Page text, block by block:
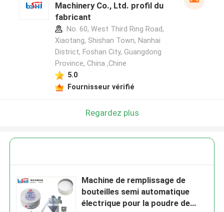
Machinery Co., Ltd. profil du
fabricant
No. 60, West Third Ring Road,
Xiaotang, Shishan Town, Nanhai
District, Foshan City, Guangdong
Province, China ,Chine
5.0
Fournisseur vérifié
Regardez plus
Machine de remplissage de
bouteilles semi automatique
électrique pour la poudre de